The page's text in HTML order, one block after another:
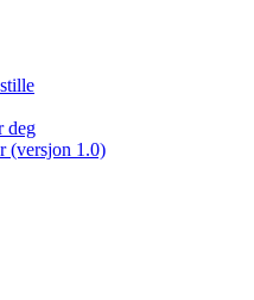
deg
(versjon 1.0)